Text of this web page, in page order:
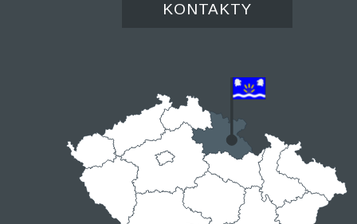
KONTAKTY